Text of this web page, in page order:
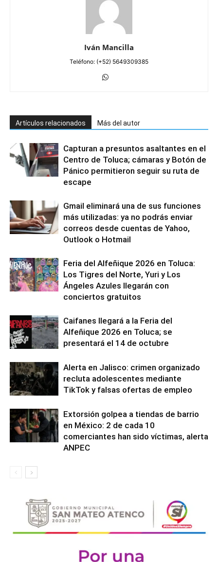
Iván Mancilla
Teléfono: (+52) 5649309385
Artículos relacionados Más del autor
Capturan a presuntos asaltantes en el
Centro de Toluca; cámaras y Botón de
Pánico permitieron seguir su ruta de
escape
Gmail eliminará una de sus funciones
más utilizadas: ya no podrás enviar
correos desde cuentas de Yahoo,
Outlook o Hotmail
Feria del Alfeñique 2026 en Toluca:
Los Tigres del Norte, Yuri y Los
Ángeles Azules llegarán con
conciertos gratuitos
Caifanes llegará a la Feria del
Alfeñique 2026 en Toluca; se
presentará el 14 de octubre
Alerta en Jalisco: crimen organizado
recluta adolescentes mediante
TikTok y falsas ofertas de empleo
Extorsión golpea a tiendas de barrio
en México: 2 de cada 10
comerciantes han sido víctimas, alerta
ANPEC